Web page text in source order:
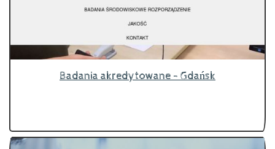
Badania akredytowane - Gdańsk